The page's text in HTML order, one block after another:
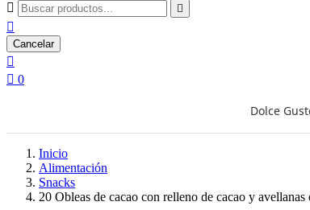
 

Cancelar

 0
Dolce
Inicio
Alimentación
Snacks
20 Obleas de cacao con relleno de cacao y avellanas